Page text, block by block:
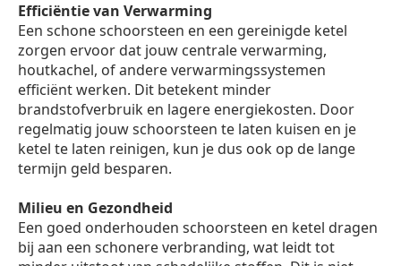
Efficiëntie van Verwarming
Een schone schoorsteen en een gereinigde ketel
zorgen ervoor dat jouw centrale verwarming,
houtkachel, of andere verwarmingssystemen
efficiënt werken. Dit betekent minder
brandstofverbruik en lagere energiekosten. Door
regelmatig jouw schoorsteen te laten kuisen en je
ketel te laten reinigen, kun je dus ook op de lange
termijn geld besparen.
Milieu en Gezondheid
Een goed onderhouden schoorsteen en ketel dragen
bij aan een schonere verbranding, wat leidt tot